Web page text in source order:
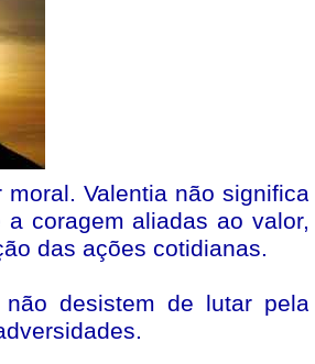
Valentia não significa
coragem aliadas ao valor,
das ações cotidianas.
desistem de lutar pela